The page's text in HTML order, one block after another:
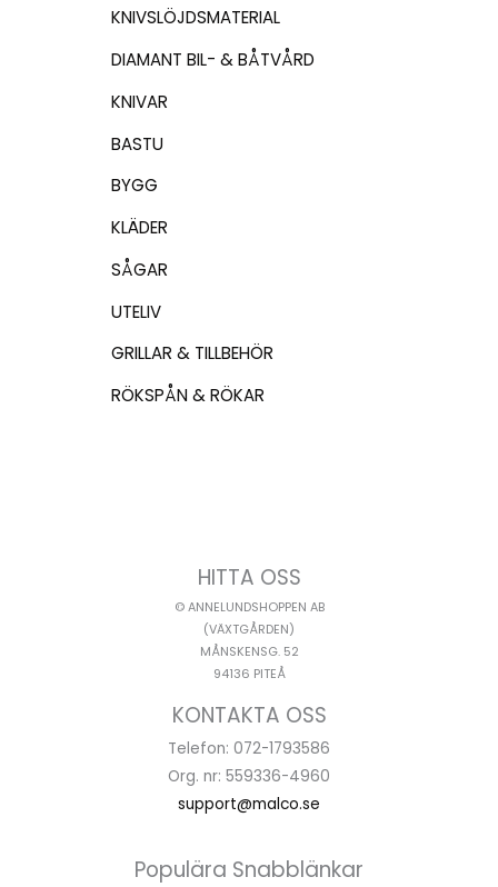
KNIVSLÖJDSMATERIAL
DIAMANT BIL- & BÅTVÅRD
KNIVAR
BASTU
BYGG
KLÄDER
SÅGAR
UTELIV
GRILLAR & TILLBEHÖR
RÖKSPÅN & RÖKAR
HITTA OSS
© ANNELUNDSHOPPEN AB
(VÄXTGÅRDEN)
MÅNSKENSG. 52
94136 PITEÅ
KONTAKTA OSS
Telefon: 072-1793586
Org. nr: 559336-4960
support@malco.se
Populära Snabblänkar